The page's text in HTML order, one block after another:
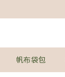
帆布袋包